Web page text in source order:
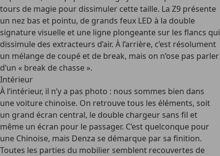
tours de magie pour dissimuler cette taille. La Z9 présente
un nez bas et pointu, de grands feux LED à la double
signature visuelle et une ligne plongeante sur les flancs qui
dissimule des extracteurs d’air. À l’arrière, c’est résolument
un mélange de coupé et de break, mais on n’ose pas parler
d’un « break de chasse ».
Intérieur
À l’intérieur, il n’y a pas photo : nous sommes bien dans
une voiture chinoise. On retrouve tous les éléments, soit
un grand écran central, le double chargeur sans fil et
même un écran pour le passager. C’est quelconque pour
une Chinoise, mais Denza se démarque par sa finition.
Toutes les parties du mobilier semblent recouvertes de